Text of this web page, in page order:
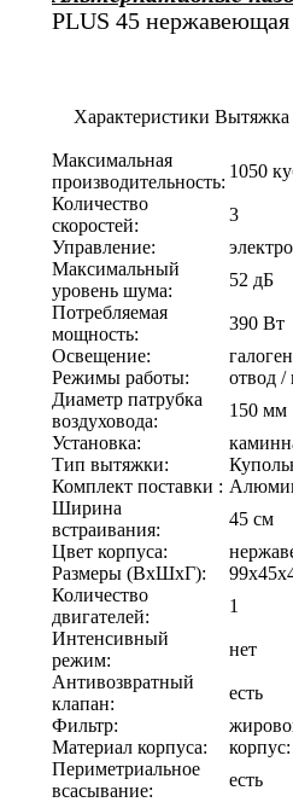
PLUS 45 нержавеющая
Характеристики
Максимальная
производительность:
1050
Количество
скоростей:
3
Управление:
Максимальный
уровень шума:
52 дБ
Потребляемая
мощность:
390 Вт
Освещение:
Режимы работы:
отвод /
Диаметр патрубка
воздуховода:
150 мм
Установка:
Тип вытяжки:
Комплект поставки :
Ширина
встраивания:
45 см
Цвет корпуса:
Размеры (ВхШхГ):
Количество
двигателей:
1
Интенсивный
режим:
нет
Антивозвратный
клапан:
есть
Фильтр:
Материал корпуса:
Периметриальное
всасывание:
есть